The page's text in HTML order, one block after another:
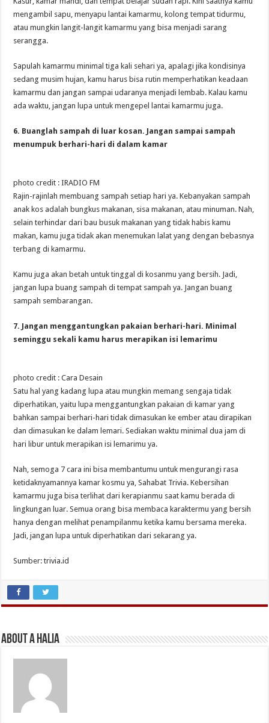
mengambil sapu, menyapu lantai kamarmu, kolong tempat tidurmu,
atau mungkin langit-langit kamarmu yang bisa menjadi sarang
serangga.
Sapulah kamarmu minimal tiga kali sehari ya, apalagi jika kondisinya
sedang musim hujan, kamu harus bisa rutin memperhatikan keadaan
kamarmu dan jangan sampai udaranya menjadi lembab. Kalau kamu
ada waktu, jangan lupa untuk mengepel lantai kamarmu juga.
6. Buanglah sampah di luar kosan. Jangan sampai sampah
menumpuk berhari-hari di dalam kamar
photo credit : IRADIO FM
Rajin-rajinlah membuang sampah setiap hari ya. Kebanyakan sampah
anak kos adalah bungkus makanan, sisa makanan, atau minuman. Nah,
selain terhindar dari bau busuk makanan yang tidak habis kamu
makan, kamu juga tidak akan menemukan lalat yang dengan bebasnya
terbang di kamarmu.
Kamu juga akan betah untuk tinggal di kosanmu yang bersih. Jadi,
jangan lupa buang sampah di tempat sampah ya. Jangan buang
sampah sembarangan.
7. Jangan menggantungkan pakaian berhari-hari. Minimal
seminggu sekali kamu harus merapikan isi lemarimu
photo credit : Cara Desain
Satu hal yang kadang lupa atau mungkin memang sengaja tidak
diperhatikan, yaitu lupa menggantungkan pakaian di kamar yang
bahkan sampai berhari-hari tidak dimasukan ke ember atau dirapikan
dan dimasukan ke dalam lemari. Sediakan waktu minimal dua jam di
hari libur untuk merapikan isi lemarimu ya.
Nah, semoga 7 cara ini bisa membantumu untuk mengurangi rasa
ketidaknyamannya kamar kosmu ya, Sahabat Trivia. Kebersihan
kamarmu juga bisa terlihat dari kerapianmu saat kamu berada di
lingkungan luar. Semua orang bisa membaca karaktermu yang bersih
hanya dengan melihat penampilanmu ketika kamu bersama mereka.
Jadi, jangan lupa untuk diperhatikan dari sekarang ya.
Sumber: trivia.id
About A Halia